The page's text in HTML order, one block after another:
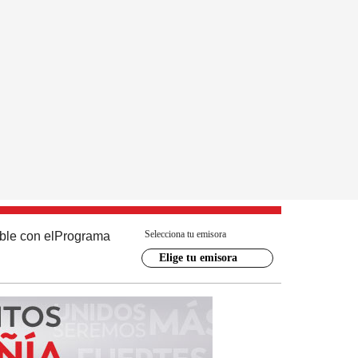
con el Programa Selecciona tu emisora
Elige tu emisora